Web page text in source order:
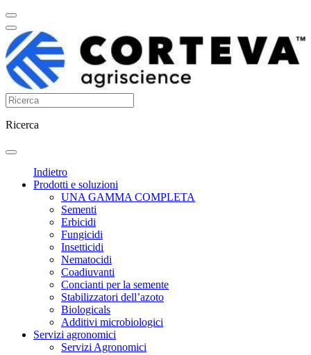
Ricerca
Indietro
Prodotti e soluzioni
UNA GAMMA COMPLETA
Sementi
Erbicidi
Fungicidi
Insetticidi
Nematocidi
Coadiuvanti
Concianti per la semente
Stabilizzatori dell’azoto
Biologicals
Additivi microbiologici
Servizi agronomici
Servizi Agronomici